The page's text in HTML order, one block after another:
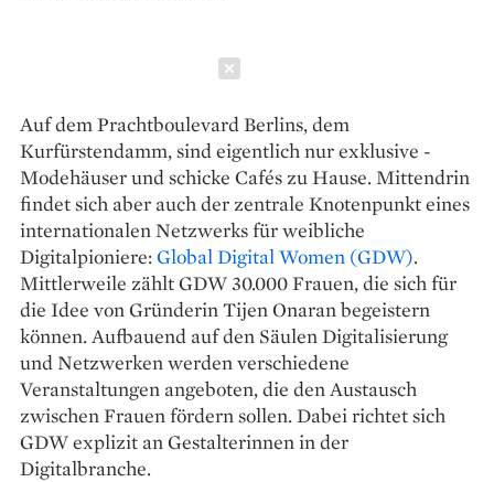
Auf dem Prachtboulevard Berlins, dem
Kurfürstendamm, sind eigentlich nur exklusive ­
Modehäuser und schicke Cafés zu Hause. Mitten­drin
findet sich aber auch der zen­trale Knotenpunkt eines
internatio­nalen Netzwerks für weibliche
Digitalpioniere:Global Digital ­Women (GDW).
Mittlerweile zählt GDW 30.000 Frauen, die sich für
die Idee von Gründerin Tijen Onaran begeistern
können. Aufbauend auf den Säulen Digitalisierung
und Netzwerken werden verschiedene
Veranstaltungen angeboten, die den Austausch
zwischen Frauen fördern sollen. Dabei richtet sich
GDW explizit an Gestalterinnen in der
Digitalbranche.